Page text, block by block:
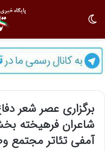
برگزاری عصر شعر
شاعران فرهیخته
آمفی تئاتر مجتمع